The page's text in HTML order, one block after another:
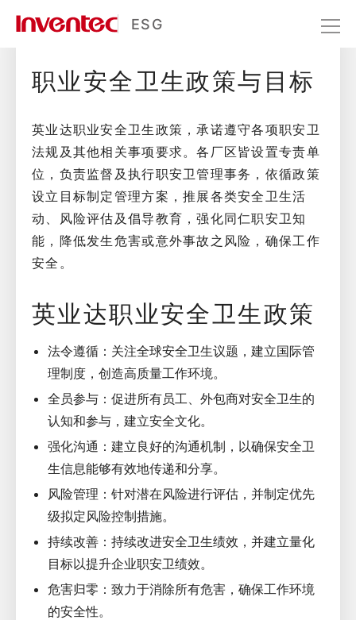
ESG
职业健康与安全
社会共融 职业健康与安全
职业安全卫生政策与目标
英业达职业安全卫生政策，承诺遵守各项职安卫
法规及其他相关事项要求。各厂区皆设置专责单
位，负责监督及执行职安卫管理事务，依循政策
设立目标制定管理方案，推展各类安全卫生活
动、风险评估及倡导教育，强化同仁职安卫知
能，降低发生危害或意外事故之风险，确保工作
安全。
英业达职业安全卫生政策
法令遵循：关注全球安全卫生议题，建立国际管
理制度，创造高质量工作环境。
全员参与：促进所有员工、外包商对安全卫生的
认知和参与，建立安全文化。
强化沟通：建立良好的沟通机制，以确保安全卫
生信息能够有效地传递和分享。
风险管理：针对潜在风险进行评估，并制定优先
级拟定风险控制措施。
持续改善：持续改进安全卫生绩效，并建立量化
目标以提升企业职安卫绩效。
危害归零：致力于消除所有危害，确保工作环境
的安全性。